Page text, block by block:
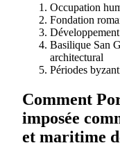
Occupation
Fondation
Basilique San
architectural
Périodes
Comment
imposée
et maritime